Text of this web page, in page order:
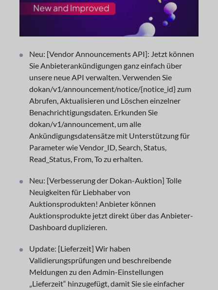
Neu: [Vendor Announcements API]: Jetzt können
Sie Anbieterankündigungen ganz einfach über
unsere neue API verwalten. Verwenden Sie
dokan/v1/announcement/notice/{notice_id} zum
Abrufen, Aktualisieren und Löschen einzelner
Benachrichtigungsdaten. Erkunden Sie
dokan/v1/announcement, um alle
Ankündigungsdatensätze mit Unterstützung für
Parameter wie Vendor_ID, Search, Status,
Read_Status, From, To zu erhalten.
Neu: [Verbesserung der Dokan-Auktion] Tolle
Neuigkeiten für Liebhaber von
Auktionsprodukten! Anbieter können
Auktionsprodukte jetzt direkt über das Anbieter-
Dashboard duplizieren.
Update: [Lieferzeit] Wir haben
Validierungsprüfungen und beschreibende
Meldungen zu den Admin-Einstellungen
„Lieferzeit“ hinzugefügt, damit Sie sie einfacher